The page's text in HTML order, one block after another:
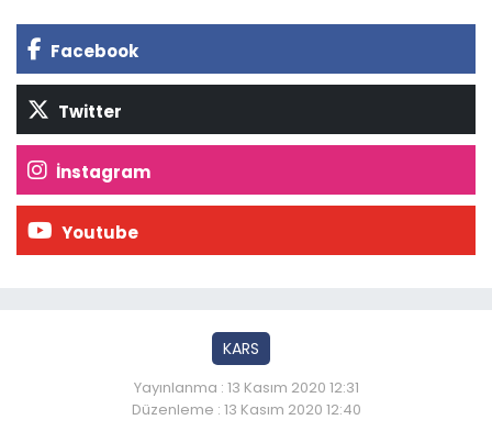
Facebook
Twitter
İnstagram
Youtube
KARS
Yayınlanma : 13 Kasım 2020 12:31
Düzenleme : 13 Kasım 2020 12:40